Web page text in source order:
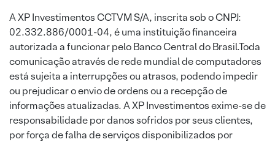
A XP Investimentos CCTVM S/A, inscrita sob o CNPJ:
02.332.886/0001-04, é uma instituição financeira
autorizada a funcionar pelo Banco Central do Brasil.Toda
comunicação através de rede mundial de computadores
está sujeita a interrupções ou atrasos, podendo impedir
ou prejudicar o envio de ordens ou a recepção de
informações atualizadas. A XP Investimentos exime-se de
responsabilidade por danos sofridos por seus clientes,
por força de falha de serviços disponibilizados por